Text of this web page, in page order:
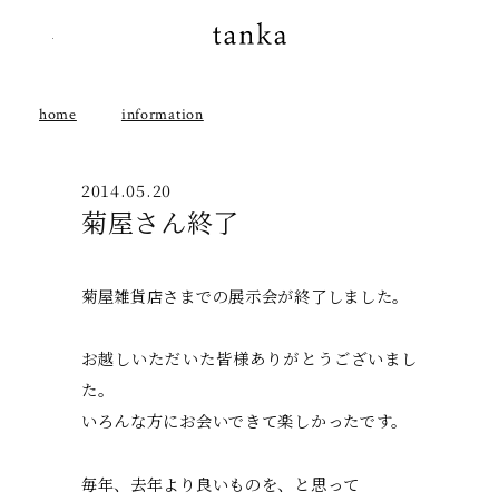
home information
2014.05.20
菊屋さん終了
菊屋雑貨店さまでの展示会が終了しました。
お越しいただいた皆様ありがとうございまし
た。
いろんな方にお会いできて楽しかったです。
毎年、去年より良いものを、と思って